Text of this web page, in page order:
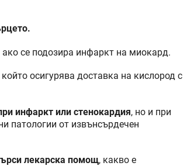
се подозира инфаркт на миокард.
осигурява доставка на кислород с
инфаркт или стенокардия, но и при
патологии от извънсърдечен
лекарска помощ, какво е